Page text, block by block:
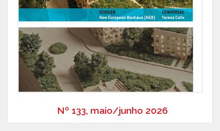
Nº 133, maio/junho 2026